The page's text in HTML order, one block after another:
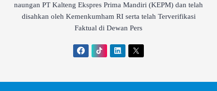
naungan PT Kalteng Ekspres Prima Mandiri (KEPM) dan telah
disahkan oleh Kemenkumham RI serta telah Terverifikasi
Faktual di Dewan Pers